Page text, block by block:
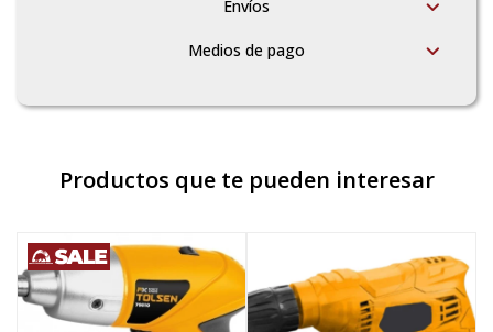
Envíos
Medios de pago
Productos que te pueden interesar